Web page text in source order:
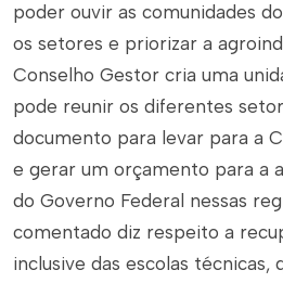
poder ouvir as comunidades
os setores e priorizar a
Conselho Gestor cria uma
pode reunir os diferentes
documento para levar para a
e gerar um orçamento para a
do Governo Federal nessas
comentado diz respeito a
inclusive das escolas técnicas,